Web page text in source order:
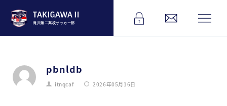
滝川第二高校サッカー部
pbnldb
itnqcaf 2026年05月16日